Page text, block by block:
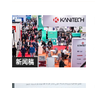
新闻稿